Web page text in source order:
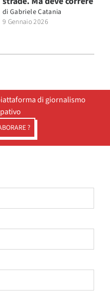
di Gabriele Catania
9 Gennaio 2026
di giornalismo
?